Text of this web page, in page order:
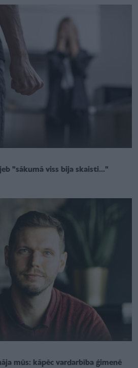
"sākumā viss bija skaisti..."
mūs: kāpēc vardarbība ģimenē